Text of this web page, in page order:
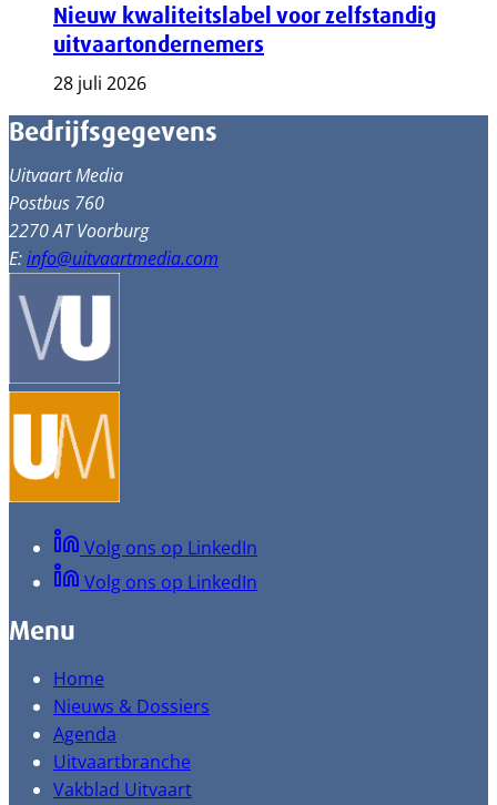
Nieuw kwaliteitslabel voor zelfstandig
uitvaartondernemers
28 juli 2026
Bedrijfsgegevens
Uitvaart Media
Postbus 760
2270 AT Voorburg
E:info@uitvaartmedia.com
Volg ons op LinkedIn
Volg ons op LinkedIn
Menu
Home
Nieuws & Dossiers
Agenda
Uitvaartbranche
Vakblad Uitvaart